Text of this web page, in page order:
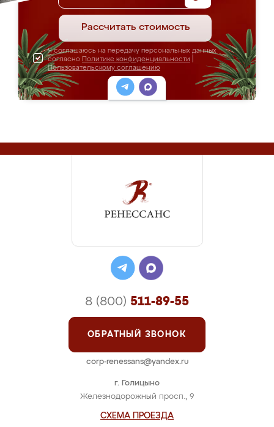
Рассчитать стоимость
Я соглашаюсь на передачу персональных данных
согласно Политике конфиденциальности
Пользовательскому соглашению
г. Голицыно
Железнодорожный просп., 9
СХЕМА ПРОЕЗДА
8 (800) 511-89-55
ОБРАТНЫЙ ЗВОНОК
corp-renessans@yandex.ru